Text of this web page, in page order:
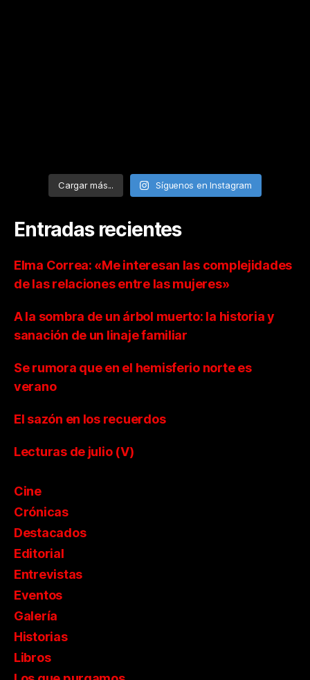
Cargar más... Síguenos en Instagram
Entradas recientes
Elma Correa: «Me interesan las complejidades
de las relaciones entre las mujeres»
A la sombra de un árbol muerto: la historia y
sanación de un linaje familiar
Se rumora que en el hemisferio norte es
verano
El sazón en los recuerdos
Lecturas de julio (V)
Cine
Crónicas
Destacados
Editorial
Entrevistas
Eventos
Galería
Historias
Libros